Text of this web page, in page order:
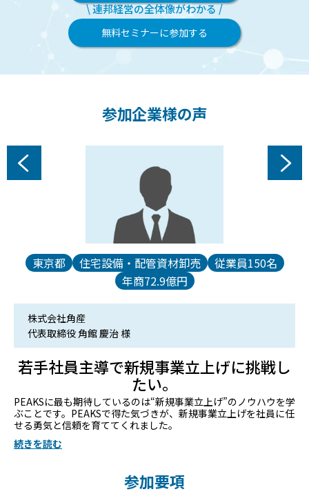
\ 連邦経営の全体像がわかる /
無料セミナーに参加する
参加企業様の声
東京都 住宅設備・配管資材卸売
従業員150名
年商72.9億円
株式会社角産
代表取締役 角館 慶治 様
若手社員主導で新規事業立上げに挑戦し
たい。
PEAKSに最も期待しているのは“新規事業立上げ”のノウハウを学
ぶことです。PEAKSで得た気づきが、新規事業立上げを社員に任
せる勇気と信頼を育ててくれました。
続きを読む
参加要項